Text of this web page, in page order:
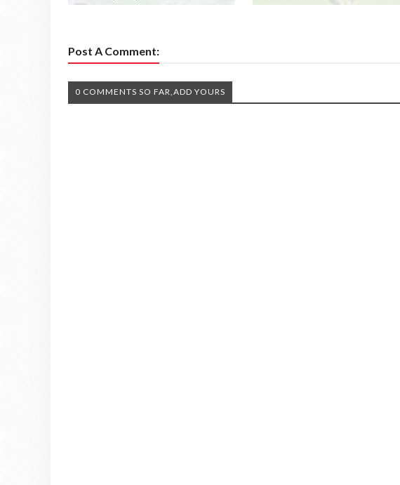
Post A Comment:
0 COMMENTS SO FAR,ADD YOURS